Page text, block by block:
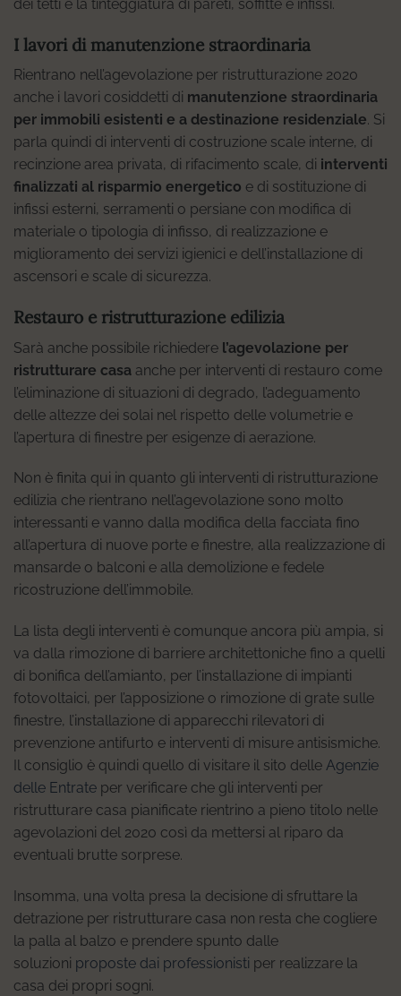
dei tetti e la tinteggiatura di pareti, soffitte e infissi.
I lavori di manutenzione straordinaria
Rientrano nell’agevolazione per ristrutturazione 2020
anche i lavori cosiddetti di manutenzione straordinaria
per immobili esistenti e a destinazione residenziale. Si
parla quindi di interventi di costruzione scale interne, di
recinzione area privata, di rifacimento scale, di interventi
finalizzati al risparmio energetico e di sostituzione di
infissi esterni, serramenti o persiane con modifica di
materiale o tipologia di infisso, di realizzazione e
miglioramento dei servizi igienici e dell’installazione di
ascensori e scale di sicurezza.
Restauro e ristrutturazione edilizia
Sarà anche possibile richiedere l’agevolazione per
ristrutturare casa anche per interventi di restauro come
l’eliminazione di situazioni di degrado, l’adeguamento
delle altezze dei solai nel rispetto delle volumetrie e
l’apertura di finestre per esigenze di aerazione.
Non è finita qui in quanto gli interventi di ristrutturazione
edilizia che rientrano nell’agevolazione sono molto
interessanti e vanno dalla modifica della facciata fino
all’apertura di nuove porte e finestre, alla realizzazione di
mansarde o balconi e alla demolizione e fedele
ricostruzione dell’immobile.
La lista degli interventi è comunque ancora più ampia, si
va dalla rimozione di barriere architettoniche fino a quelli
di bonifica dell’amianto, per l’installazione di impianti
fotovoltaici, per l’apposizione o rimozione di grate sulle
finestre, l’installazione di apparecchi rilevatori di
prevenzione antifurto e interventi di misure antisismiche.
Il consiglio è quindi quello di visitare il sito delle Agenzie
delle Entrate per verificare che gli interventi per
ristrutturare casa pianificate rientrino a pieno titolo nelle
agevolazioni del 2020 così da mettersi al riparo da
eventuali brutte sorprese.
Insomma, una volta presa la decisione di sfruttare la
detrazione per ristrutturare casa non resta che cogliere
la palla al balzo e prendere spunto dalle
soluzioni proposte dai professionisti per realizzare la
casa dei propri sogni.